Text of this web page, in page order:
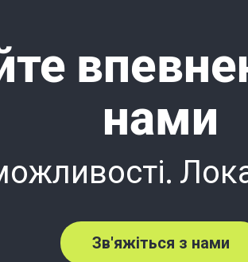
нами
Зв'яжіться з нами